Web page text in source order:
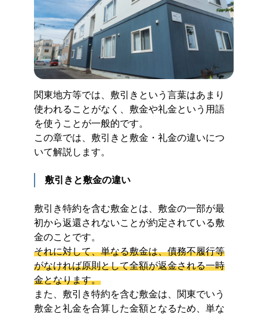
関東地方等では、敷引きという言葉はあまり
使われることがなく、敷金や礼金という用語
を使うことが一般的です。
この章では、敷引きと敷金・礼金の違いにつ
いて解説します。
敷引きと敷金の違い
敷引き特約を含む敷金とは、敷金の一部が最
初から返還されないことが約定されている敷
金のことです。
それに対して、単なる敷金は、債務不履行等
がなければ原則として全額が返金される一時
金となります。
また、敷引き特約を含む敷金は、関東でいう
敷金と礼金を合算した金額となるため、単な